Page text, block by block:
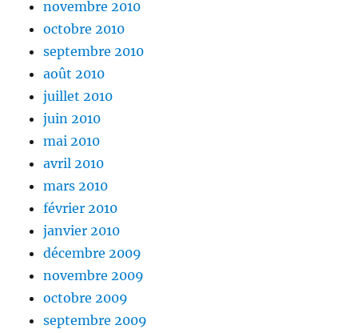
novembre 2010
octobre 2010
septembre 2010
août 2010
juillet 2010
juin 2010
mai 2010
avril 2010
mars 2010
février 2010
janvier 2010
décembre 2009
novembre 2009
octobre 2009
septembre 2009